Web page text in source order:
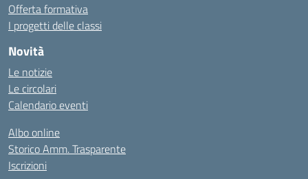
Offerta formativa
I progetti delle classi
Novità
Le notizie
Le circolari
Calendario eventi
Albo online
Storico Amm. Trasparente
Iscrizioni